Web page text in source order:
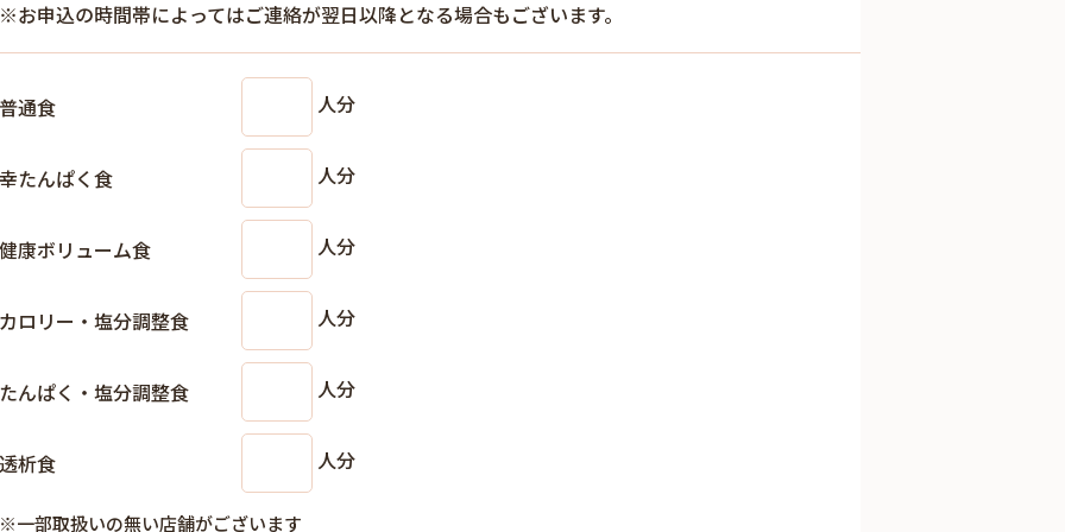
※お申込の時間帯によってはご連絡が翌日以降となる場合もございます。
普通食 人分
幸たんぱく食 人分
健康ボリューム食 人分
カロリー・塩分調整食 人分
たんぱく・塩分調整食 人分
透析食 人分
※一部取扱いの無い店舗がございます